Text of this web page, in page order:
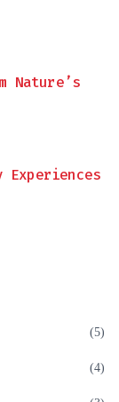
Nature’s
Experiences
(5)
(4)